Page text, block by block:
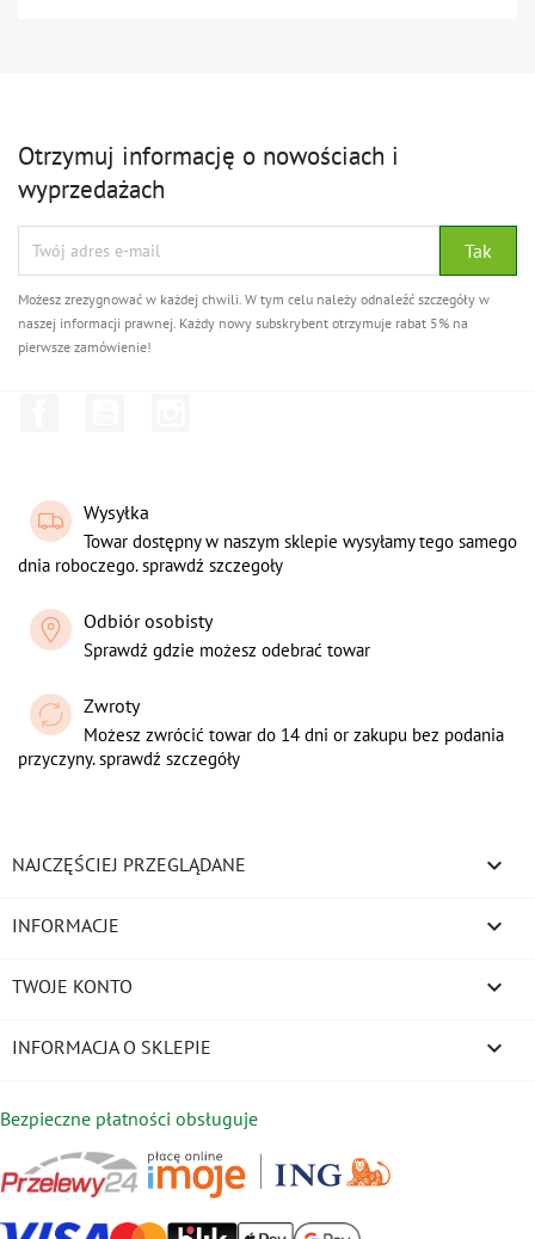
Otrzymuj informację o nowościach i
wyprzedażach
Możesz zrezygnować w każdej chwili. W tym celu należy odnaleźć szczegóły w
naszej informacji prawnej. Każdy nowy subskrybent otrzymuje rabat 5% na
pierwsze zamówienie!
Wysyłka
Towar dostępny w naszym sklepie wysyłamy tego samego
dnia roboczego. sprawdź szczegoły
Odbiór osobisty
Sprawdź gdzie możesz odebrać towar
Zwroty
Możesz zwrócić towar do 14 dni or zakupu bez podania
przyczyny. sprawdź szczegóły
NAJCZĘŚCIEJ PRZEGLĄDANE 
INFORMACJE 
TWOJE KONTO 
INFORMACJA O SKLEPIE keyboard_arrow_down
Bezpieczne płatności obsługuje